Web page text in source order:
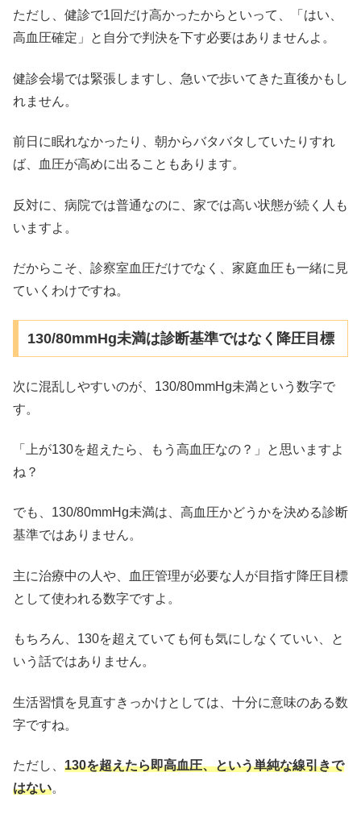
ただし、健診で1回だけ高かったからといって、「はい、
高血圧確定」と自分で判決を下す必要はありませんよ。
健診会場では緊張しますし、急いで歩いてきた直後かもし
れません。
前日に眠れなかったり、朝からバタバタしていたりすれ
ば、血圧が高めに出ることもあります。
反対に、病院では普通なのに、家では高い状態が続く人も
いますよ。
だからこそ、診察室血圧だけでなく、家庭血圧も一緒に見
ていくわけですね。
130/80mmHg未満は診断基準ではなく降圧目標
次に混乱しやすいのが、130/80mmHg未満という数字で
す。
「上が130を超えたら、もう高血圧なの？」と思いますよ
ね？
でも、130/80mmHg未満は、高血圧かどうかを決める診断
基準ではありません。
主に治療中の人や、血圧管理が必要な人が目指す降圧目標
として使われる数字ですよ。
もちろん、130を超えていても何も気にしなくていい、と
いう話ではありません。
生活習慣を見直すきっかけとしては、十分に意味のある数
字ですね。
ただし、 130を超えたら即高血圧、という単純な線引きで
はない。